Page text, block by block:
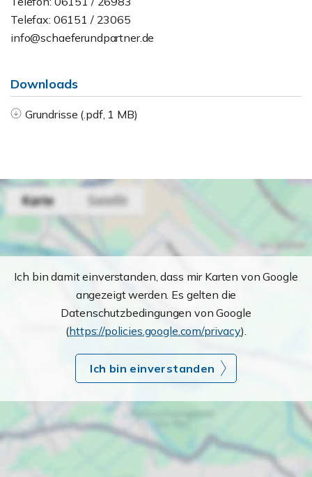
Telefax: 06151 / 23065
info@schaeferundpartner.de
Downloads
Grundrisse (.pdf, 1 MB)
Ich bin damit einverstanden, dass mir Karten von Google
angezeigt werden. Es gelten die
Datenschutzbedingungen von Google
(https://policies.google.com/privacy).
Ich bin einverstanden